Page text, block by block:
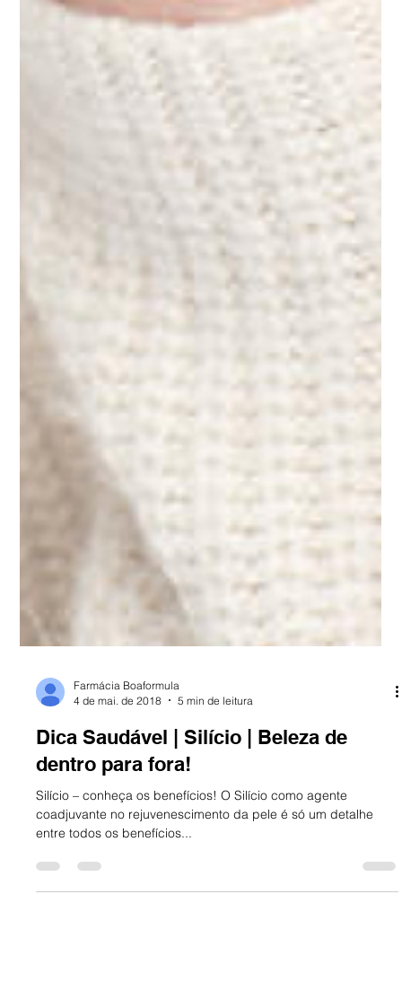
Farmácia Boaformula
4 de mai. de 2018
5 min de leitura
Dica Saudável | Silício | Beleza de
dentro para fora!
coadjuvante no rejuvenescimento da pele é só um detalhe
entre todos os benefícios...